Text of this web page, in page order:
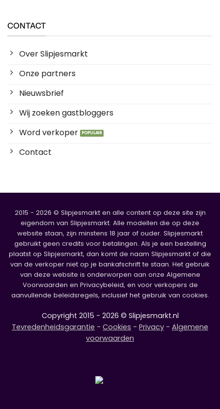
CONTACT
Over Slipjesmarkt
Onze partners
Nieuwsbrief
Wij zoeken gastbloggers
Word verkoper
Contact
2015 - 2026 © Slipjesmarkt en alle content op deze site zijn
eigendom van Slipjesmarkt. Alle modellen die op deze
website staan, zijn minstens 18 jaar of ouder. Slipjesmarkt
gebruikt geen credits voor betalingen. Als je een bestelling
plaatst op Slipjesmarkt, dan komt de naam Slipjesmarkt of die
van de verkoper niet op je bankafschrift te staan. Het gebruik
van deze website is onderworpen aan onze Algemene
Voorwaarden en Privacybeleid, en voor verkopers de
aanvullende beleidsregels, inclusief het gebruik van cookies.
Copyright 2015 - 2026 © Slipjesmarkt.nl
Tevredenheidsgarantie - Cookies - Privacy - Algemene
voorwaarden